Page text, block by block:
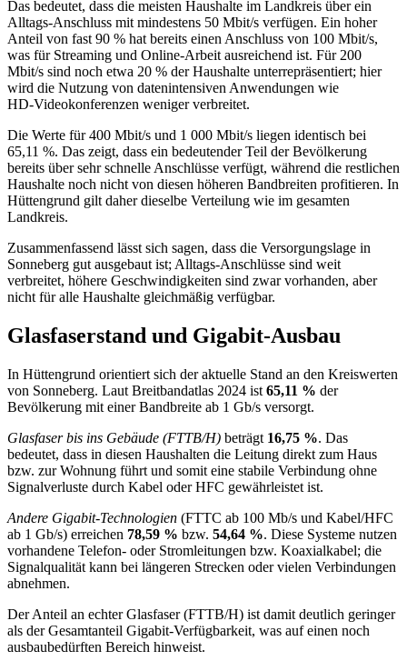
Das bedeutet, dass die meisten Haushalte im Landkreis über ein
Alltags‑Anschluss mit mindestens 50 Mbit/s verfügen. Ein hoher
Anteil von fast 90 % hat bereits einen Anschluss von 100 Mbit/s,
was für Streaming und Online‑Arbeit ausreichend ist. Für 200
Mbit/s sind noch etwa 20 % der Haushalte unterrepräsentiert; hier
wird die Nutzung von datenintensiven Anwendungen wie
HD‑Videokonferenzen weniger verbreitet.
Die Werte für 400 Mbit/s und 1 000 Mbit/s liegen identisch bei
65,11 %. Das zeigt, dass ein bedeutender Teil der Bevölkerung
bereits über sehr schnelle Anschlüsse verfügt, während die restlichen
Haushalte noch nicht von diesen höheren Bandbreiten profitieren. In
Hüttengrund gilt daher dieselbe Verteilung wie im gesamten
Landkreis.
Zusammenfassend lässt sich sagen, dass die Versorgungslage in
Sonneberg gut ausgebaut ist; Alltags‑Anschlüsse sind weit
verbreitet, höhere Geschwindigkeiten sind zwar vorhanden, aber
nicht für alle Haushalte gleichmäßig verfügbar.
Glasfaserstand und Gigabit-Ausbau
In Hüttengrund orientiert sich der aktuelle Stand an den Kreiswerten
von Sonneberg. Laut Breitbandatlas 2024 ist 65,11 % der
Bevölkerung mit einer Bandbreite ab 1 Gb/s versorgt.
Glasfaser bis ins Gebäude (FTTB/H) beträgt 16,75 %. Das
bedeutet, dass in diesen Haushalten die Leitung direkt zum Haus
bzw. zur Wohnung führt und somit eine stabile Verbindung ohne
Signalverluste durch Kabel oder HFC gewährleistet ist.
Andere Gigabit-Technologien (FTTC ab 100 Mb/s und Kabel/HFC
ab 1 Gb/s) erreichen 78,59 % bzw. 54,64 %. Diese Systeme nutzen
vorhandene Telefon- oder Stromleitungen bzw. Koaxialkabel; die
Signalqualität kann bei längeren Strecken oder vielen Verbindungen
abnehmen.
Der Anteil an echter Glasfaser (FTTB/H) ist damit deutlich geringer
als der Gesamtanteil Gigabit‑Verfügbarkeit, was auf einen noch
ausbaubedürften Bereich hinweist.